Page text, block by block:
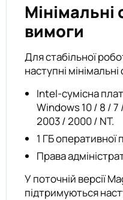
Мінімальні
вимоги
Для стабільної
наступні
Intel-сумісна
Windows 10 / 8 /
2003 / 2000 / NT.
1 ГБ оперативної
Права
У поточній версії
підтримуються